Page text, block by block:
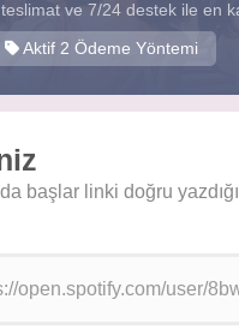
teslimat ve 7/24 destek ile en
hizmetini sunuyoruz.
Aktif 2 Ödeme Yöntemi
başlar linki doğru